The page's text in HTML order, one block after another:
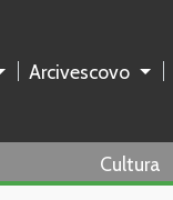
Arcivescovo
Cultura